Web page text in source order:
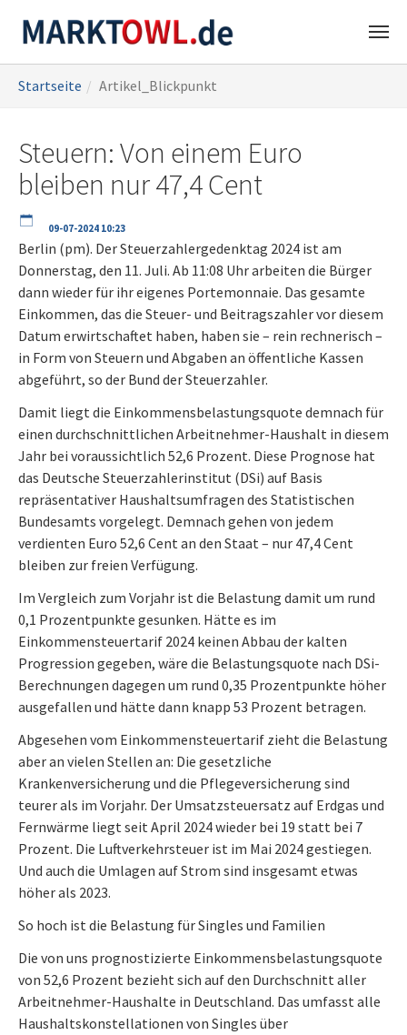
Hauptinhalt
sind
Startseite Artikel_Blickpunkt
Steuern: Von einem Euro
bleiben nur 47,4 Cent
09-07-2024 10:23
Berlin (pm). Der Steuerzahlergedenktag 2024 ist am
Donnerstag, den 11. Juli. Ab 11:08 Uhr arbeiten die Bürger
dann wieder für ihr eigenes Portemonnaie. Das gesamte
Einkommen, das die Steuer- und Beitragszahler vor diesem
Datum erwirtschaftet haben, haben sie – rein rechnerisch –
in Form von Steuern und Abgaben an öffentliche Kassen
abgeführt, so der Bund der Steuerzahler.
Damit liegt die Einkommensbelastungsquote demnach für
einen durchschnittlichen Arbeitnehmer-Haushalt in diesem
Jahr bei voraussichtlich 52,6 Prozent. Diese Prognose hat
das Deutsche Steuerzahlerinstitut (DSi) auf Basis
repräsentativer Haushaltsumfragen des Statistischen
Bundesamts vorgelegt. Demnach gehen von jedem
verdienten Euro 52,6 Cent an den Staat – nur 47,4 Cent
bleiben zur freien Verfügung.
Im Vergleich zum Vorjahr ist die Belastung damit um rund
0,1 Prozentpunkte gesunken. Hätte es im
Einkommensteuertarif 2024 keinen Abbau der kalten
Progression gegeben, wäre die Belastungsquote nach DSi-
Berechnungen dagegen um rund 0,35 Prozentpunkte höher
ausgefallen und hätte dann knapp 53 Prozent betragen.
Abgesehen vom Einkommensteuertarif zieht die Belastung
aber an vielen Stellen an: Die gesetzliche
Krankenversicherung und die Pflegeversicherung sind
teurer als im Vorjahr. Der Umsatzsteuersatz auf Erdgas und
Fernwärme liegt seit April 2024 wieder bei 19 statt bei 7
Prozent. Die Luftverkehrsteuer ist im Mai 2024 gestiegen.
Und auch die Umlagen auf Strom sind insgesamt etwas
höher als 2023.
So hoch ist die Belastung für Singles und Familien
Die von uns prognostizierte Einkommensbelastungsquote
von 52,6 Prozent bezieht sich auf den Durchschnitt aller
Arbeitnehmer-Haushalte in Deutschland. Das umfasst alle
Haushaltskonstellationen von Singles über